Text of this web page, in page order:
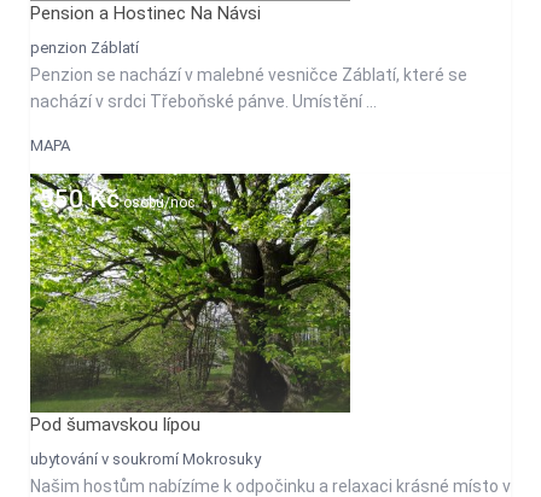
Pension a Hostinec Na Návsi
penzion Záblatí
Penzion se nachází v malebné vesničce Záblatí, které se
nachází v srdci Třeboňské pánve. Umístění ...
MAPA
550 Kčosobu/noc
Pod šumavskou lípou
ubytování v soukromí Mokrosuky
Našim hostům nabízíme k odpočinku a relaxaci krásné místo v